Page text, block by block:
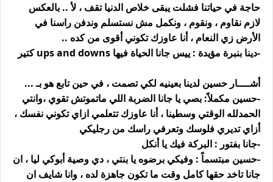
حاجة في حياتنا فشلت يبقى خلاص الدنيا تقف ، لأ .. بالعكس
لازم نقاوم ، ونقوم ، ونكمل مش نستسلم وندفن راسنا في
الأرض زي النعام ، أنا عاوزك تكوني أقوى من كده ..
-دينا بنبرة مؤيدة : ييس جانا الحياة فيها ups and downs كتير
أشــــار حسين لدينا بعينيه لكي تصمت ، في حين تابع هو بـ ...
-حسين مكملاً: بصي يا جانا الضربة اللي ماتموتش تقوي ،وانتي
الحمدلله الوقتي وسطينا ، أنا عاوزك تتعلمي ازاي تكوني نفسك ،
أزاي تديري فلوسك وتعرفي راسك من رجليكي
-جانا بفتور : البركة فيك يا أنكل
-حسين مبتسماً : وفيكي برضوه يا بنتي ، دي وصية أبوكي ليا ، ان
جانا تاخد حقها كامل وقت ما تكون جاهزة لده ، وانا شايف ان